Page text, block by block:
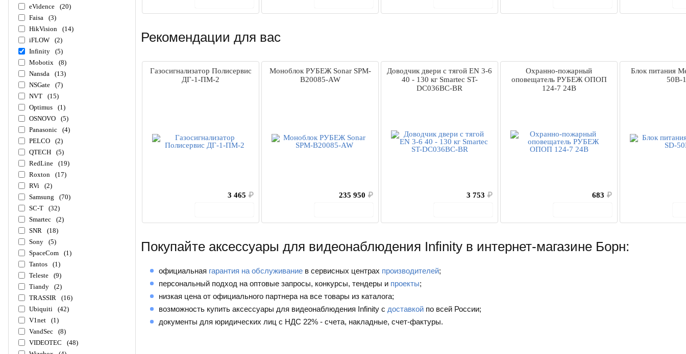
eVidence
(20)
Faisa
(3)
HikVision
(14)
iFLOW
(2)
Infinity
(5)
Mobotix
(8)
Nansda
(13)
NSGate
(7)
NVT
(15)
Optimus
(1)
OSNOVO
(5)
Panasonic
(4)
PELCO
(2)
QTECH
(5)
RedLine
(19)
Roxton
(17)
RVi
(2)
Samsung
(70)
SC-T
(32)
Smartec
(2)
SNR
(18)
Sony
(5)
SpaceCom
(1)
Tantos
(1)
Teleste
(9)
Tiandy
(2)
TRASSIR
(16)
Ubiquiti
(42)
V1net
(1)
VandSec
(8)
VIDEOTEC
(48)
Рекомендации для вас
Газосигнализатор Полисервис
ДГ-1-ПМ-2
3 465 ₽
Моноблок РУБЕЖ Sonar SPM-
B20085-AW
235 950 ₽
Доводчик двери c тягой EN 3-6
40 - 130 кг Smartec ST-
DC036BC-BR
3 753 ₽
Охранно-пожарный
оповещатель РУБЕЖ ОПОП
124-7 24В
683 ₽
Блок питания
50B-
Покупайте аксессуары для видеонаблюдения Infinity в интернет-магазине Борн:
официальная гарантия на обслуживание в сервисных центрах производителей;
персональный подход на оптовые запросы, конкурсы, тендеры и проекты;
низкая цена от официального партнера на все товары из каталога;
возможность купить аксессуары для видеонаблюдения Infinity с доставкой по всей России;
документы для юридических лиц с НДС 22% - счета, накладные, счет-фактуры.